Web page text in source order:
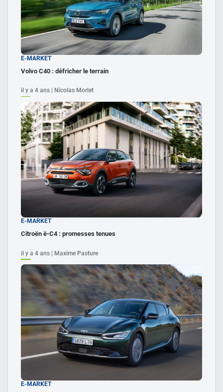
E-MARKET
Volvo C40 : défricher le terrain
il y a 4 ans | Nicolas Morlet
E-MARKET
Citroën ë-C4 : promesses tenues
il y a 4 ans | Maxime Pasture
E-MARKET